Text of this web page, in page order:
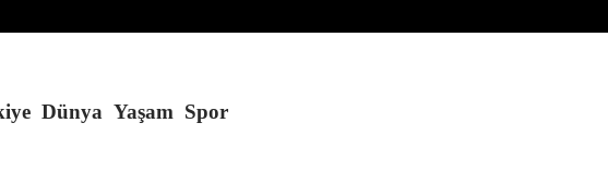
Dünya Yaşam Spor